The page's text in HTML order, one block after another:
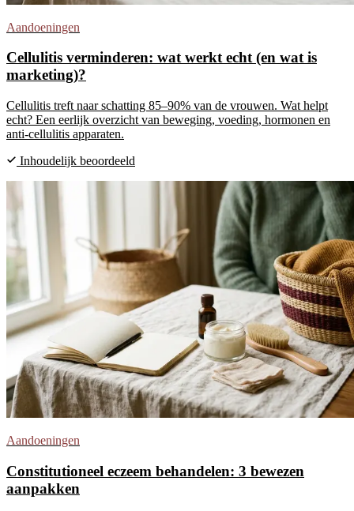
Aandoeningen
Cellulitis verminderen: wat werkt echt (en wat is
marketing)?
Cellulitis treft naar schatting 85–90% van de vrouwen. Wat helpt
echt? Een eerlijk overzicht van beweging, voeding, hormonen en
anti-cellulitis apparaten.
Inhoudelijk beoordeeld
Aandoeningen
Constitutioneel eczeem behandelen: 3 bewezen
aanpakken